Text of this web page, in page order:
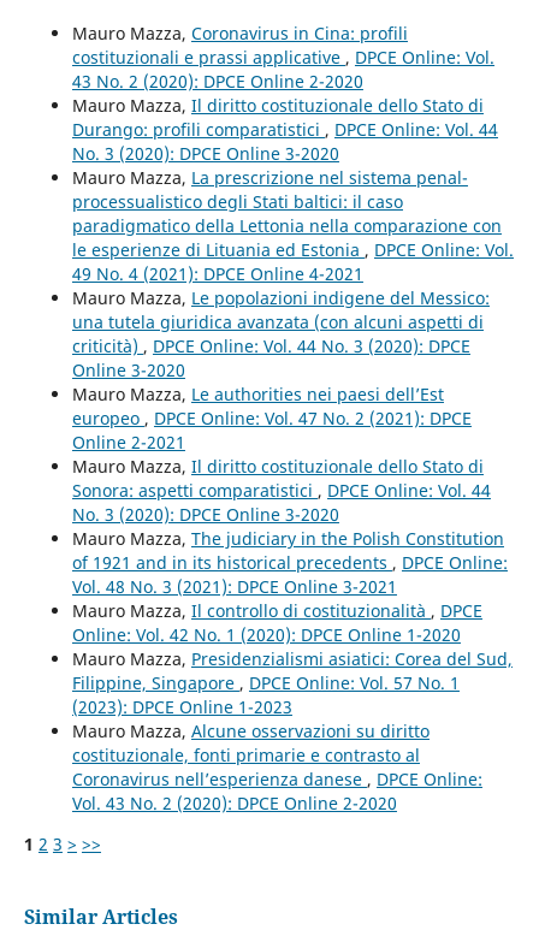
Mauro Mazza, Coronavirus in Cina: profili
costituzionali e prassi applicative , DPCE Online: Vol.
43 No. 2 (2020): DPCE Online 2-2020
Mauro Mazza, Il diritto costituzionale dello Stato di
Durango: profili comparatistici , DPCE Online: Vol. 44
No. 3 (2020): DPCE Online 3-2020
Mauro Mazza, La prescrizione nel sistema penal-
processualistico degli Stati baltici: il caso
paradigmatico della Lettonia nella comparazione con
le esperienze di Lituania ed Estonia , DPCE Online: Vol.
49 No. 4 (2021): DPCE Online 4-2021
Mauro Mazza, Le popolazioni indigene del Messico:
una tutela giuridica avanzata (con alcuni aspetti di
criticità) , DPCE Online: Vol. 44 No. 3 (2020): DPCE
Online 3-2020
Mauro Mazza, Le authorities nei paesi dell’Est
europeo , DPCE Online: Vol. 47 No. 2 (2021): DPCE
Online 2-2021
Mauro Mazza, Il diritto costituzionale dello Stato di
Sonora: aspetti comparatistici , DPCE Online: Vol. 44
No. 3 (2020): DPCE Online 3-2020
Mauro Mazza, The judiciary in the Polish Constitution
of 1921 and in its historical precedents , DPCE Online:
Vol. 48 No. 3 (2021): DPCE Online 3-2021
Mauro Mazza, Il controllo di costituzionalità , DPCE
Online: Vol. 42 No. 1 (2020): DPCE Online 1-2020
Mauro Mazza, Presidenzialismi asiatici: Corea del Sud,
Filippine, Singapore , DPCE Online: Vol. 57 No. 1
(2023): DPCE Online 1-2023
Mauro Mazza, Alcune osservazioni su diritto
costituzionale, fonti primarie e contrasto al
Coronavirus nell’esperienza danese , DPCE Online:
Vol. 43 No. 2 (2020): DPCE Online 2-2020
1 2 3 > >>
Similar Articles